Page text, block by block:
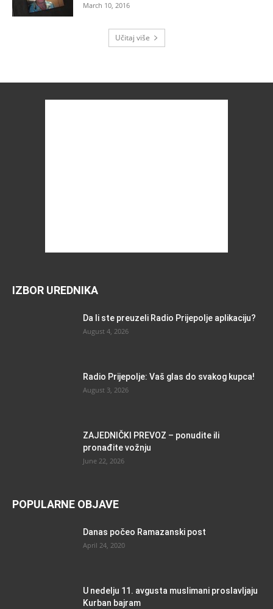
March 10, 2016
Učitaj više
IZBOR UREDNIKA
Da li ste preuzeli Radio Prijepolje aplikaciju?
August 4, 2026
Radio Prijepolje: Vaš glas do svakog kupca!
August 3, 2026
ZAJEDNIČKI PREVOZ – ponudite ili
pronađite vožnju
June 22, 2026
POPULARNE OBJAVE
Danas počeo Ramazanski post
April 24, 2020
U nedelju 11. avgusta muslimani proslavljaju
Kurban bajram